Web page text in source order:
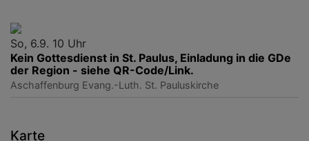
So, 6.9. 10 Uhr
Kein Gottesdienst in St. Paulus, Einladung in die GDe
der Region - siehe QR-Code/Link.
Aschaffenburg Evang.-Luth. St. Pauluskirche
Karte